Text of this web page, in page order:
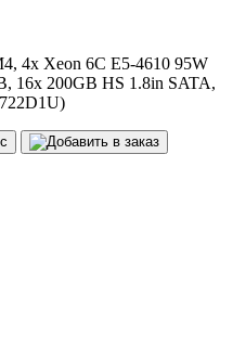
4x Xeon 6C E5-4610 95W
16x 200GB HS 1.8in SATA,